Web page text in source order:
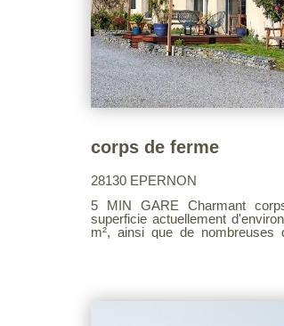
corps de ferme
28130 EPERNON
5 MIN GARE Charmant corps de ferme entièrement restauré déployant une
superficie actuellement
m², ainsi que de nombreuses
N'attendez plus et venez le visiter. Voir page 9 du Barème d'honoraires